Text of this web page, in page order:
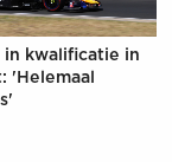
in kwalificatie in
'Helemaal